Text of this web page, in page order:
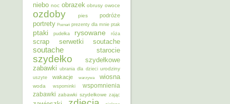
niebo noc obrazek obrusy owoce
ozdoby pies podróże
portrety Poznań prezenty dla mnie ptak
ptaki pudełka rysowane róża
scrap serwetki soutache
soutache starocie
szydełko
szydełkowe
zabawki ubrania dla dzieci urodziny
uszyte wakacje warzywa wiosna
woda wspominki
wspomnienia
zabawki zabawki szydełkowe zając